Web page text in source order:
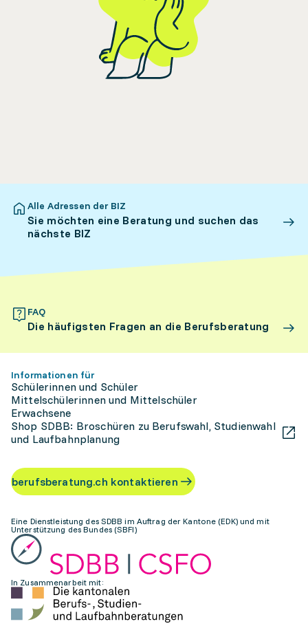
Alle Adressen der BIZ
Sie möchten eine Beratung und suchen das
nächste BIZ
FAQ
Die häufigsten Fragen an die Berufsberatung
Informationen für
Schülerinnen und Schüler
Mittelschülerinnen und Mittelschüler
Erwachsene
Shop SDBB: Broschüren zu Berufswahl, Studienwahl
und Laufbahnplanung
berufsberatung.ch kontaktieren
Eine Dienstleistung des SDBB im Auftrag der Kantone (EDK) und mit
Unterstützung des Bundes (SBFI)
In Zusammenarbeit mit: